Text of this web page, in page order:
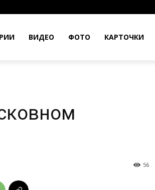
ВИДЕО ФОТО КАРТОЧКИ
56